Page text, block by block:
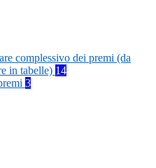
complessivo dei premi (da
in tabelle) 14
3